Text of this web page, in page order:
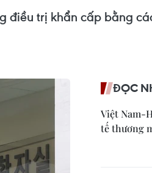
điều trị khẩn cấp bằng
ĐỌC
Việt Nam-
tế thương